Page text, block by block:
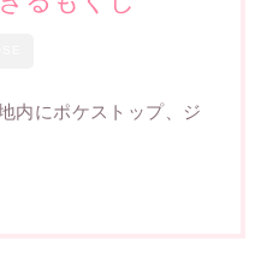
内にポケストップ、ジ